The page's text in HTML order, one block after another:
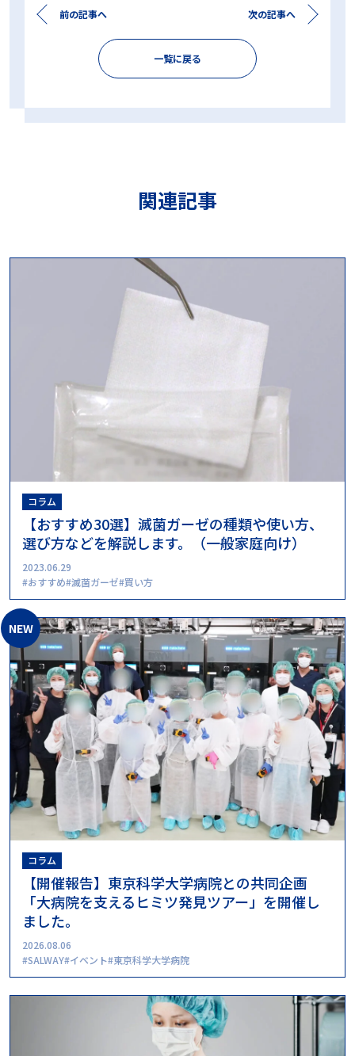
前の記事へ
一覧に戻る
次の記事へ
関連記事
コラム
【おすすめ30選】滅菌ガーゼの種類や使い方、
選び方などを解説します。（一般家庭向け）
2023.06.29
おすすめ 滅菌ガーゼ 買い方
コラム
【開催報告】東京科学大学病院との共同企画
「大病院を支えるヒミツ発見ツアー」を開催し
ました。
2026.08.06
SALWAY イベント 東京科学大学病院